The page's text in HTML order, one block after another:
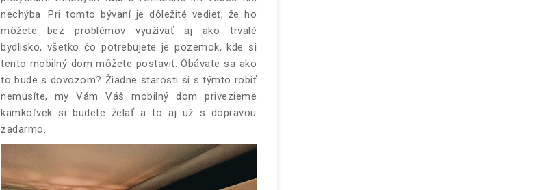
nechýba. Pri tomto bývaní je dôležité vedieť, že ho
môžete bez problémov využívať aj ako trvalé
bydlisko, všetko čo potrebujete je pozemok, kde si
tento mobilný dom môžete postaviť. Obávate sa ako
to bude s dovozom? Žiadne starosti si s týmto robiť
nemusíte, my Vám Váš mobilný dom privezieme
kamkoľvek si budete želať a to aj už s dopravou
zadarmo.